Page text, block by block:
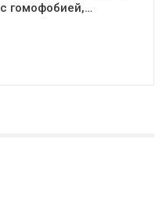
с гомофобией,…